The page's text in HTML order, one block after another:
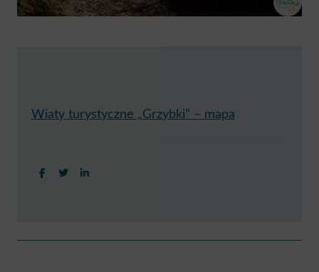
Wiaty turystyczne „Grzybki” – mapa